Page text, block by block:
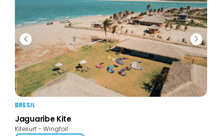
BRESIL
Jaguaribe Kite
Kitesurf - Wingfoil